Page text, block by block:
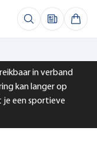
in verband
kan langer op
je een sportieve